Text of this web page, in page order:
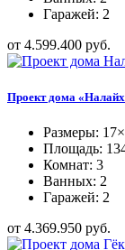
Гаражей: 2
от 4.599.400 руб.
Проект дома
Размеры:
Площадь:
Комнат: 3
Ванных: 2
Гаражей: 2
от 4.369.950 руб.